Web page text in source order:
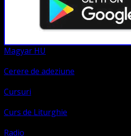
Magyar HU
Cerere de adeziune
Cursuri
Curs de Liturghie
Radio